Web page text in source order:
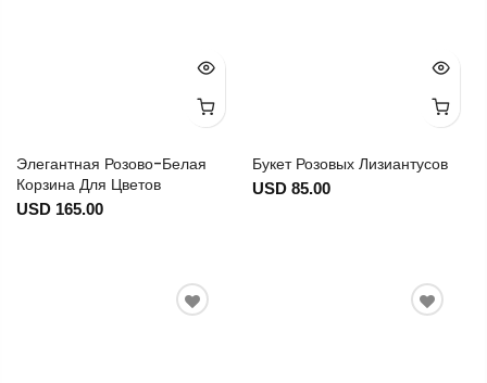
Элегантная Розово-Белая
Корзина Для Цветов
USD 165.00
Букет Розовых Лизиантусов
USD 85.00